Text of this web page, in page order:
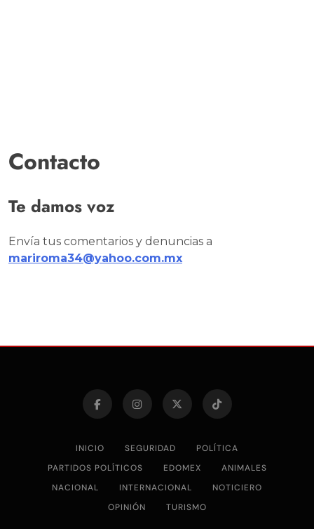
Contacto
Te damos voz
Envía tus comentarios y denuncias a
mariroma34@yahoo.com.mx
INICIO SEGURIDAD
POLÍTICA
PARTIDOS POLÍTICOS
EDOMEX
ANIMALES
NACIONAL
INTERNACIONAL
NOTICIERO
OPINIÓN
TURISMO